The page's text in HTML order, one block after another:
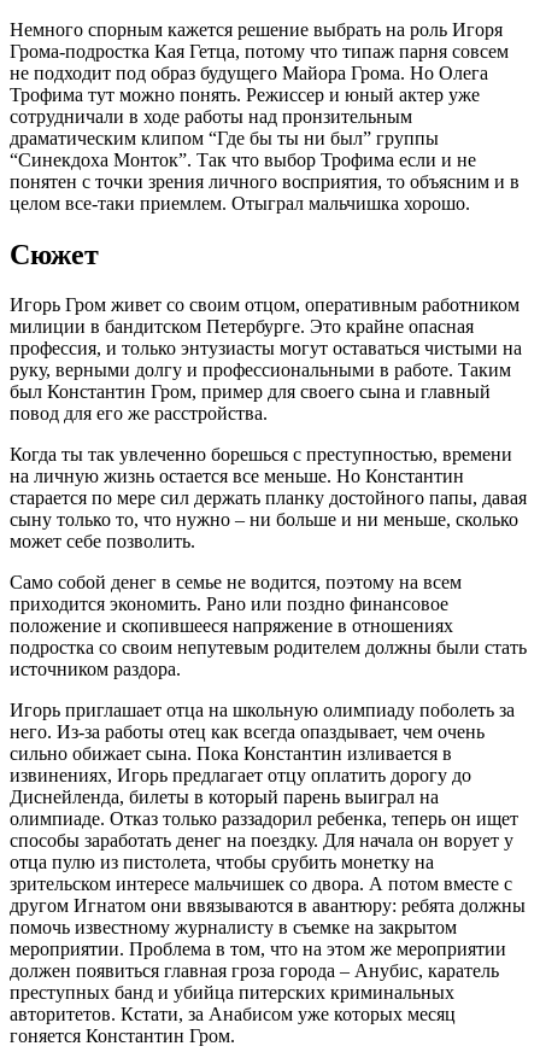
Немного спорным кажется решение выбрать на роль Игоря
Грома-подростка Кая Гетца, потому что типаж парня совсем
не подходит под образ будущего Майора Грома. Но Олега
Трофима тут можно понять. Режиссер и юный актер уже
сотрудничали в ходе работы над пронзительным
драматическим клипом “Где бы ты ни был” группы
“Синекдоха Монток”. Так что выбор Трофима если и не
понятен с точки зрения личного восприятия, то объясним и в
целом все-таки приемлем. Отыграл мальчишка хорошо.
Сюжет
Игорь Гром живет со своим отцом, оперативным работником
милиции в бандитском Петербурге. Это крайне опасная
профессия, и только энтузиасты могут оставаться чистыми на
руку, верными долгу и профессиональными в работе. Таким
был Константин Гром, пример для своего сына и главный
повод для его же расстройства.
Когда ты так увлеченно борешься с преступностью, времени
на личную жизнь остается все меньше. Но Константин
старается по мере сил держать планку достойного папы, давая
сыну только то, что нужно – ни больше и ни меньше, сколько
может себе позволить.
Само собой денег в семье не водится, поэтому на всем
приходится экономить. Рано или поздно финансовое
положение и скопившееся напряжение в отношениях
подростка со своим непутевым родителем должны были стать
источником раздора.
Игорь приглашает отца на школьную олимпиаду поболеть за
него. Из-за работы отец как всегда опаздывает, чем очень
сильно обижает сына. Пока Константин изливается в
извинениях, Игорь предлагает отцу оплатить дорогу до
Диснейленда, билеты в который парень выиграл на
олимпиаде. Отказ только раззадорил ребенка, теперь он ищет
способы заработать денег на поездку. Для начала он ворует у
отца пулю из пистолета, чтобы срубить монетку на
зрительском интересе мальчишек со двора. А потом вместе с
другом Игнатом они ввязываются в авантюру: ребята должны
помочь известному журналисту в съемке на закрытом
мероприятии. Проблема в том, что на этом же мероприятии
должен появиться главная гроза города – Анубис, каратель
преступных банд и убийца питерских криминальных
авторитетов. Кстати, за Анабисом уже которых месяц
гоняется Константин Гром.